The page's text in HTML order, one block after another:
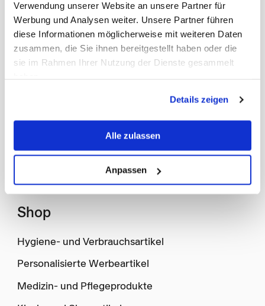
Verwendung unserer Website an unsere Partner für
Werbung und Analysen weiter. Unsere Partner führen
diese Informationen möglicherweise mit weiteren Daten
zusammen, die Sie ihnen bereitgestellt haben oder die
sie im Rahmen Ihrer Nutzung der Dienste gesammelt
Details zeigen
Alle zulassen
Anpassen
Shop
Hygiene- und Verbrauchsartikel
Personalisierte Werbeartikel
Medizin- und Pflegeprodukte